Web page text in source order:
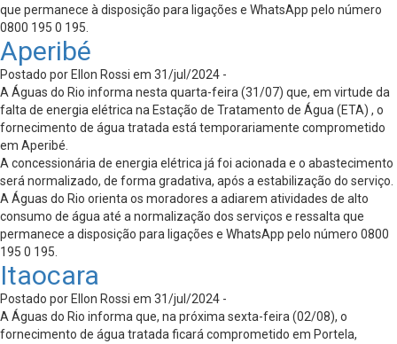
que permanece à disposição para ligações e WhatsApp pelo número
0800 195 0 195.
Aperibé
Postado por Ellon Rossi em 31/jul/2024 -
A Águas do Rio informa nesta quarta-feira (31/07) que, em virtude da
falta de energia elétrica na Estação de Tratamento de Água (ETA) , o
fornecimento de água tratada está temporariamente comprometido
em Aperibé.
A concessionária de energia elétrica já foi acionada e o abastecimento
será normalizado, de forma gradativa, após a estabilização do serviço.
A Águas do Rio orienta os moradores a adiarem atividades de alto
consumo de água até a normalização dos serviços e ressalta que
permanece a disposição para ligações e WhatsApp pelo número 0800
195 0 195.
Itaocara
Postado por Ellon Rossi em 31/jul/2024 -
A Águas do Rio informa que, na próxima sexta-feira (02/08), o
fornecimento de água tratada ficará comprometido em Portela,